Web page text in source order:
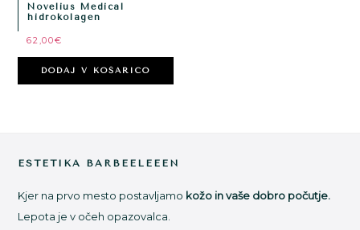
Novelius Medical
hidrokolagen
62,00€
DODAJ V KOŠARICO
ESTETIKA BARBEELEEEN
Kjer na prvo mesto postavljamo kožo in vaše dobro počutje.
Lepota je v očeh opazovalca.